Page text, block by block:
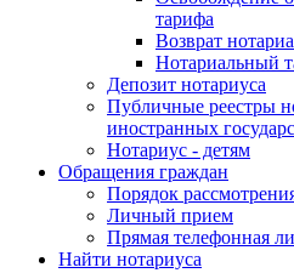
тарифа
Возврат
Нотариальный
Депозит нотариуса
Публичные реестры
иностранных
Нотариус - детям
Обращения граждан
Порядок
Личный прием
Прямая телефонная
Найти нотариуса